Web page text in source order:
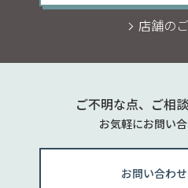
店舗の
ご不明な点、ご相
お気軽にお問い
お問い合わ